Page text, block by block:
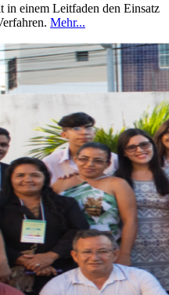
einem Leitfaden den Einsatz
Mehr...